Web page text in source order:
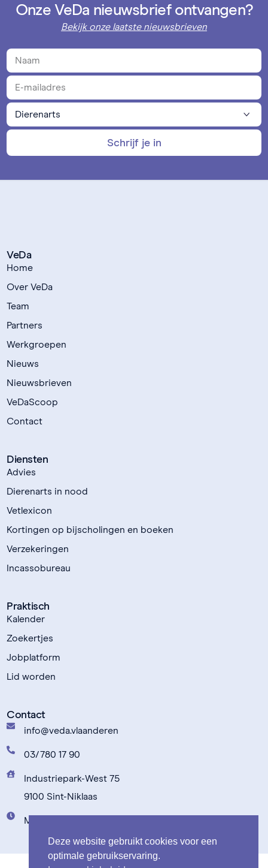
Onze VeDa nieuwsbrief ontvangen?
Bekijk onze laatste nieuwsbrieven
Schrijf je in
VeDa
Home
Over VeDa
Team
Partners
Werkgroepen
Nieuws
Nieuwsbrieven
VeDaScoop
Contact
Diensten
Advies
Dierenarts in nood
Vetlexicon
Kortingen op bijscholingen en boeken
Verzekeringen
Incassobureau
Praktisch
Kalender
Zoekertjes
Jobplatform
Lid worden
Contact
info@veda.vlaanderen
03/780 17 90
Industriepark-West 75
9100 Sint-Niklaas
Maandag t.e.m. vrijdag: 9u00 - 17u00
Deze website gebruikt cookies voor een
optimale gebruikservaring.